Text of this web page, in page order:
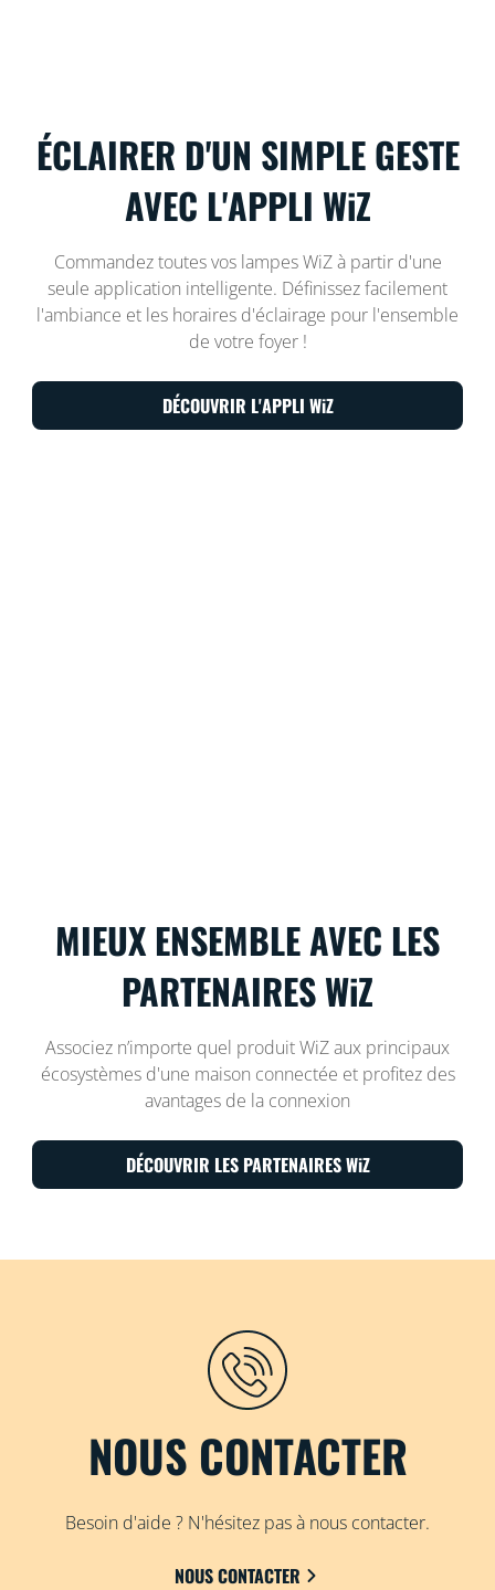
ÉCLAIRER D'UN SIMPLE GESTE
AVEC L'APPLI WiZ
Commandez toutes vos lampes WiZ à partir d'une
seule application intelligente. Définissez facilement
l'ambiance et les horaires d'éclairage pour l'ensemble
de votre foyer !
DÉCOUVRIR L'APPLI WiZ
MIEUX ENSEMBLE AVEC LES
PARTENAIRES WiZ
Associez n’importe quel produit WiZ aux principaux
écosystèmes d'une maison connectée et profitez des
avantages de la connexion
DÉCOUVRIR LES PARTENAIRES WiZ
NOUS CONTACTER
Besoin d'aide ? N'hésitez pas à nous contacter.
NOUS CONTACTER